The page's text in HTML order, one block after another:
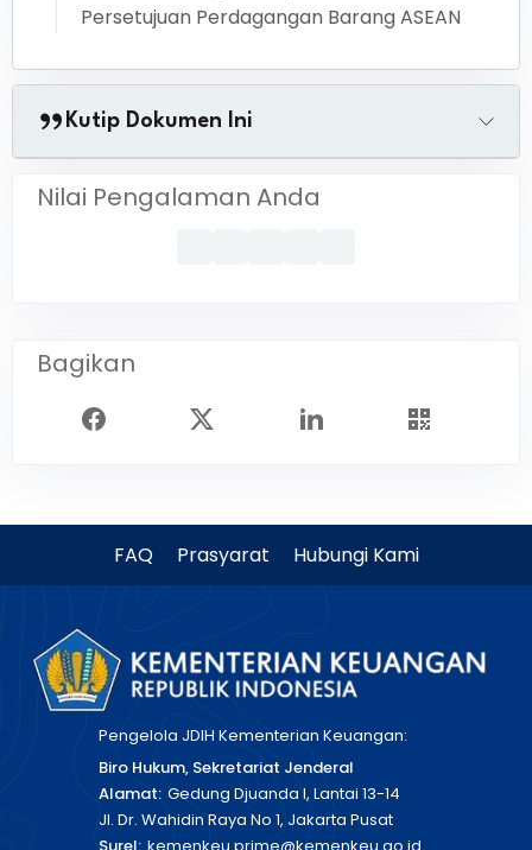
Persetujuan Perdagangan Barang ASEAN
Kutip Dokumen Ini
Nilai Pengalaman Anda
Bagikan
FAQ Prasyarat Hubungi Kami
Pengelola JDIH Kementerian Keuangan:
Biro Hukum, Sekretariat Jenderal
Alamat: Gedung Djuanda I, Lantai 13-14
Jl. Dr. Wahidin Raya No 1, Jakarta Pusat